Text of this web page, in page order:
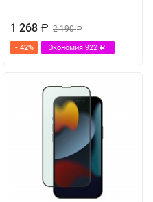
1 268 Р 2 190Р
- 42% Экономия 922 Р